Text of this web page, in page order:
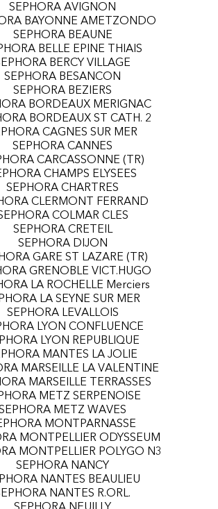
SEPHORA AVIGNON
BAYONNE AMETZONDO
SEPHORA BEAUNE
BELLE EPINE THIAIS
BERCY VILLAGE
SEPHORA BESANCON
SEPHORA BEZIERS
BORDEAUX MERIGNAC
BORDEAUX ST CATH. 2
CAGNES SUR MER
SEPHORA CANNES
CARCASSONNE (TR)
CHAMPS ELYSEES
SEPHORA CHARTRES
CLERMONT FERRAND
COLMAR CLES
SEPHORA CRETEIL
SEPHORA DIJON
GARE ST LAZARE (TR)
GRENOBLE VICT.HUGO
LA ROCHELLE Merciers
LA SEYNE SUR MER
SEPHORA LEVALLOIS
LYON CONFLUENCE
LYON REPUBLIQUE
MANTES LA JOLIE
MARSEILLE LA VALENTINE
MARSEILLE TERRASSES
METZ SERPENOISE
METZ WAVES
MONTPARNASSE
MONTPELLIER ODYSSEUM
MONTPELLIER POLYGO N3
SEPHORA NANCY
NANTES BEAULIEU
NANTES R.ORL.